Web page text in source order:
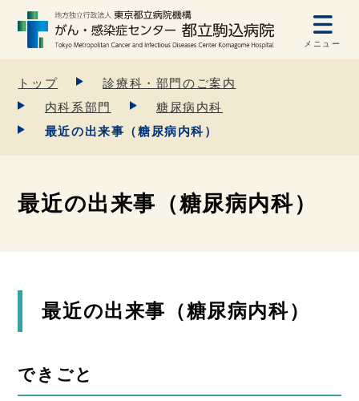
メニュー
トップ
診療科・部門のご案内
内科系部門
糖尿病内科
最近の出来事（糖尿病内科）
最近の出来事（糖尿病内科）
最近の出来事（糖尿病内科）
できごと